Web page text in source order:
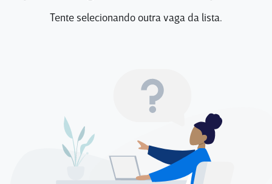
Tente selecionando outra vaga da lista.